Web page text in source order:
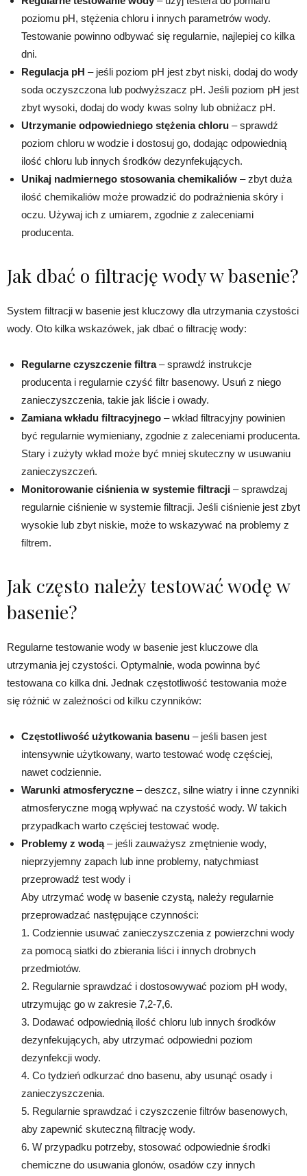
poziomu pH, stężenia chloru i innych parametrów wody.
Testowanie powinno odbywać się regularnie, najlepiej co kilka
dni.
Regulacja pH – jeśli poziom pH jest zbyt niski, dodaj do wody
soda oczyszczona lub podwyższacz pH. Jeśli poziom pH jest
zbyt wysoki, dodaj do wody kwas solny lub obniżacz pH.
Utrzymanie odpowiedniego stężenia chloru – sprawdź
poziom chloru w wodzie i dostosuj go, dodając odpowiednią
ilość chloru lub innych środków dezynfekujących.
Unikaj nadmiernego stosowania chemikaliów – zbyt duża
ilość chemikaliów może prowadzić do podrażnienia skóry i
oczu. Używaj ich z umiarem, zgodnie z zaleceniami
producenta.
Jak dbać o filtrację wody w basenie?
System filtracji w basenie jest kluczowy dla utrzymania czystości
wody. Oto kilka wskazówek, jak dbać o filtrację wody:
Regularne czyszczenie filtra– sprawdź instrukcje
producenta i regularnie czyść filtr basenowy. Usuń z niego
zanieczyszczenia, takie jak liście i owady.
Zamiana wkładu filtracyjnego – wkład filtracyjny powinien
być regularnie wymieniany, zgodnie z zaleceniami producenta.
Stary i zużyty wkład może być mniej skuteczny w usuwaniu
zanieczyszczeń.
Monitorowanie ciśnienia w systemie filtracji – sprawdzaj
regularnie ciśnienie w systemie filtracji. Jeśli ciśnienie jest zbyt
wysokie lub zbyt niskie, może to wskazywać na problemy z
filtrem.
Jak często należy testować wodę w
basenie?
Regularne testowanie wody w basenie jest kluczowe dla
utrzymania jej czystości. Optymalnie, woda powinna być
testowana co kilka dni. Jednak częstotliwość testowania może
się różnić w zależności od kilku czynników:
Częstotliwość użytkowania basenu – jeśli basen jest
intensywnie użytkowany, warto testować wodę częściej,
nawet codziennie.
Warunki atmosferyczne – deszcz, silne wiatry i inne czynniki
atmosferyczne mogą wpływać na czystość wody. W takich
przypadkach warto częściej testować wodę.
Problemy z wodą– jeśli zauważysz zmętnienie wody,
nieprzyjemny zapach lub inne problemy, natychmiast
przeprowadź test wody i
Aby utrzymać wodę w basenie czystą, należy regularnie
przeprowadzać następujące czynności:
1. Codziennie usuwać zanieczyszczenia z powierzchni wody
za pomocą siatki do zbierania liści i innych drobnych
przedmiotów.
2. Regularnie sprawdzać i dostosowywać poziom pH wody,
utrzymując go w zakresie 7,2-7,6.
3. Dodawać odpowiednią ilość chloru lub innych środków
dezynfekujących, aby utrzymać odpowiedni poziom
dezynfekcji wody.
4. Co tydzień odkurzać dno basenu, aby usunąć osady i
zanieczyszczenia.
5. Regularnie sprawdzać i czyszczenie filtrów basenowych,
aby zapewnić skuteczną filtrację wody.
6. W przypadku potrzeby, stosować odpowiednie środki
chemiczne do usuwania glonów, osadów czy innych